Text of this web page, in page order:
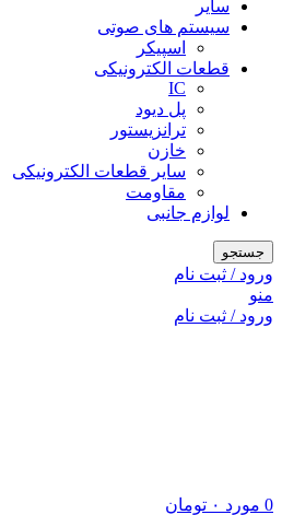
سایر
سیستم های صوتی
اسپیکر
قطعات الکترونیکی
IC
پل دیود
ترانزیستور
خازن
سایر قطعات الکترونیکی
مقاومت
لوازم جانبی
جستجو
ورود / ثبت نام
منو
ورود / ثبت نام
0 مورد ۰ تومان